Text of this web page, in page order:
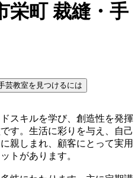
栄町 裁縫・手
芸教室を見つけるには
スキルを学び、創造性を発揮
す。生活に彩りを与え、自己
親しまれ、顧客にとって実用
トがあります。